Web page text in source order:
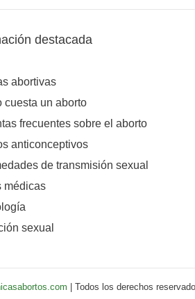
destacada
abortivas
cuesta un aborto
frecuentes sobre el aborto
anticonceptivos
de transmisión sexual
médicas
sexual
| Todos los derechos